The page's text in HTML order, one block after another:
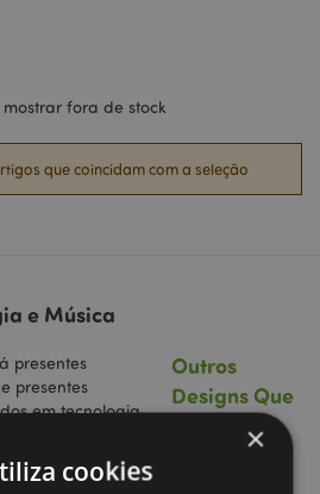
que coincidam com a seleção
mostrar fora de stock
e Música
presentes
presentes
em tecnologia,
e peculiar
uma coleção
que
Outros
Designs Que
×
cookies